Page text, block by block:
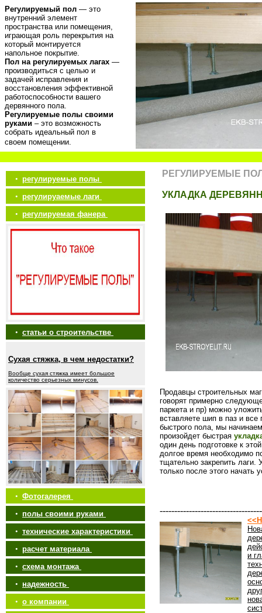
Регулируемый пол — это
внутренний элемент
пространства или помещения,
играющая роль перекрытия на
который монтируется
напольное покрытие.
Пол на регулируемых лагах —
производиться с целью и
задачей исправления и
восстановления эффективной
работоспособности вашего
дервянного пола.
Регулируемые полы своими
руками – это возможность
собрать идеальный пол в
своем помещении.
• регулируемые полы
• регулируаемые лаги
• регулируемая фанера
• статьи о строительстве
Сухая стяжка, в чем недостатки?
Вообще сухая стяжка имеет большое
количество серьезных минусов.
• Фотогалерея
• полы своими руками
• технические характеристики
• расчет материала
• схема монтажа
• надежность
• о компании
РЕГУЛИРУЕМЫЕ
УКЛАДКА
Продавцы строительных
говорят примерно
паркета и пр) можно
вставляете шип в паз и все
быстрого пола, мы
произойдет быстрая
один день подготовке к
долгое время необходимо
тщательно закрепить
только после этого начать
и